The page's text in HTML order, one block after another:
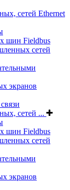
сетей Ethernet
шин Fieldbus
сетей
экранов
сетей ...
шин Fieldbus
сетей
экранов